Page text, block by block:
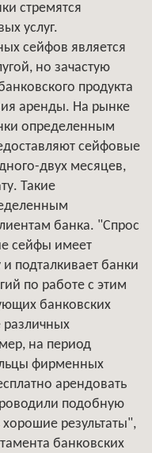
стремятся
услуг.
сейфов является
но зачастую
продукта
аренды. На рынке
определенным
сейфовые
двух месяцев,
Такие
банка. "Спрос
сейфы имеет
подталкивает банки
по работе с этим
банковских
различных
на период
фирменных
арендовать
подобную
результаты",
банковских